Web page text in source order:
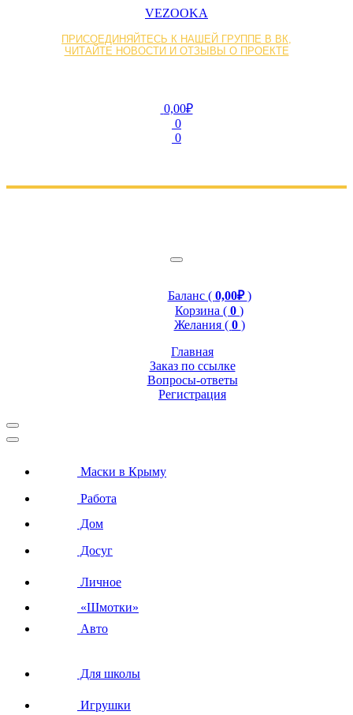
VEZOOKA
ПРИСОЕДИНЯЙТЕСЬ К НАШЕЙ ГРУППЕ В ВК,
ЧИТАЙТЕ НОВОСТИ И ОТЗЫВЫ О ПРОЕКТЕ
0,00₽
0
0
Баланс ( 0,00₽)
Корзина ( 0 )
Желания ( 0 )
Главная
Заказ по ссылке
Вопросы-ответы
Регистрация
Маски в Крыму
Работа
Дом
Досуг
Личное
«Шмотки»
Авто
Для школы
Игрушки